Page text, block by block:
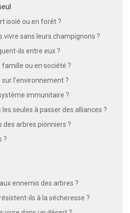
isolé ou en forêt ?
vivre sans leurs champignons ?
ils entre eux ?
ou en société ?
l’environnement ?
immunitaire ?
seules à passer des alliances ?
des arbres pionniers ?
?
ennemis des arbres ?
ils à la sécheresse ?